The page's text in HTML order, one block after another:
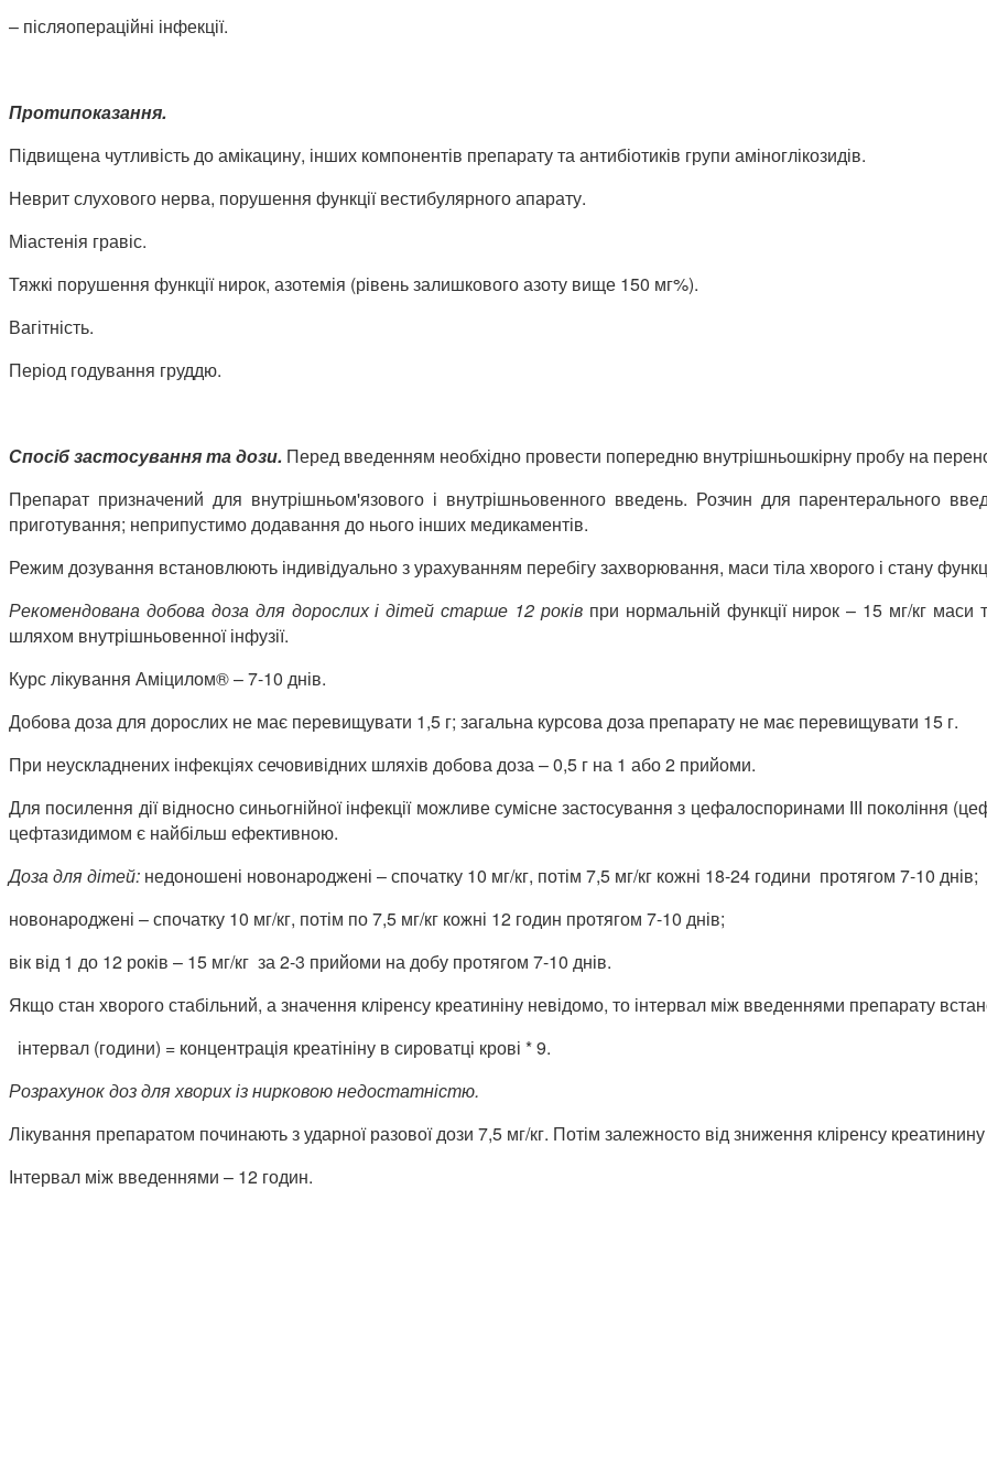
– післяопераційні інфекції.
Протипоказання.
Підвищена чутливість до амікацину, інших компонентів препарату та антибіотиків групи аміноглікозидів.
Неврит слухового нерва, порушення функції вестибулярного апарату.
Міастенія гравіс.
Тяжкі порушення функції нирок, азотемія (рівень залишкового азоту вище 150 мг%).
Вагітність.
Період годування груддю.
Спосіб застосування та дози. Перед введенням необхідно провести попередню внутрішньошкірну пробу на
Препарат призначений для внутрішньом'язового і внутрішньовенного введень. Розчин для парентерального
приготування; неприпустимо додавання до нього інших медикаментів.
Режим дозування встановлюють індивідуально з урахуванням перебігу захворювання, маси тіла хворого і стану
Рекомендована добова доза для дорослих і дітей старше 12 роківпри нормальній функції нирок – 15 мг/кг маси
шляхом внутрішньовенної інфузії.
Курс лікування Аміцилом® – 7-10 днів.
Добова доза для дорослих не має перевищувати 1,5 г; загальна курсова доза препарату не має перевищувати 15 г.
При неускладнених інфекціях сечовивідних шляхів добова доза – 0,5 г на 1 або 2 прийоми.
Для посилення дії відносно синьогнійної інфекції можливе сумісне застосування з цефалоспоринами ІІІ покоління
цефтазидимом є найбільш ефективною.
Доза для дітей: недоношені новонароджені – спочатку 10 мг/кг, потім 7,5 мг/кг кожні 18-24 години протягом 7-10 днів;
новонароджені – спочатку 10 мг/кг, потім по 7,5 мг/кг кожні 12 годин протягом 7-10 днів;
вік від 1 до 12 років – 15 мг/кг за 2-3 прийоми на добу протягом 7-10 днів.
Якщо стан хворого стабільний, а значення кліренсу креатиніну невідомо, то інтервал між введеннями препарату
інтервал (години) = концентрація креатініну в сироватці крові * 9.
Розрахунок доз для хворих із нирковою недостатністю.
Лікування препаратом починають з ударної разової дози 7,5 мг/кг. Потім залежносто від зниження кліренсу
Інтервал між введеннями – 12 годин.